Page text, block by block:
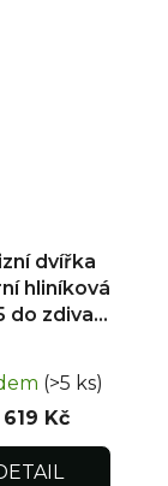
dvířka
hliníková
do zdiva
(>5 ks)
Kč